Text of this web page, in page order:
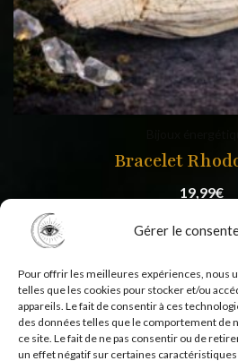
Gérer le
Pour offrir les meilleures expériences, nous
telles que les cookies pour stocker et/ou
appareils. Le fait de consentir à ces
des données telles que le comportement de
ce site. Le fait de ne pas consentir ou de
un effet négatif sur certaines
Bracelet
19,99€